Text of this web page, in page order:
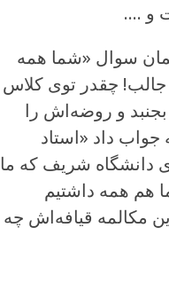
و ….
سوال «شما همه
جالب! چقدر توی کلاس
و روضه‌اش را
داد «استاد
دانشگاه شریف که ما
هم همه داشتیم
مکالمه قیافه‌اش چه